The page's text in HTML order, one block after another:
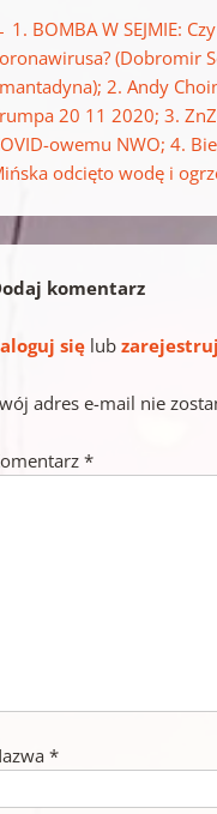
1. BOMBA W SEJMIE:
(Dobromir
2. Andy
20 11 2020; 3.
owemu NWO; 4.
odcięto wodę i
komentarz
się lubzarejestruj
adres e-mail nie
*
*